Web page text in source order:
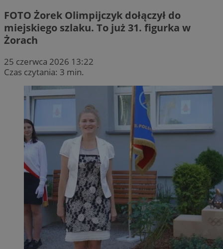
FOTO Żorek Olimpijczyk dołączył do
miejskiego szlaku. To już 31. figurka w
Żorach
25 czerwca 2026 13:22
Czas czytania: 3 min.